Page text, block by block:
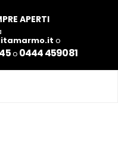
APERTI
o
o 0444 459081